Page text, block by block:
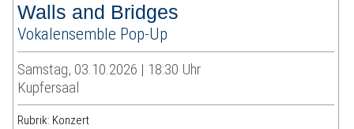
Walls and Bridges
Vokalensemble Pop-Up
Samstag, 03.10.2026 | 18:30 Uhr
Kupfersaal
Rubrik: Konzert